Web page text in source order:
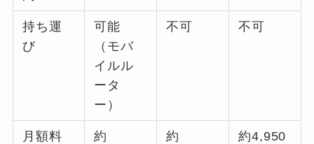
持ち運
び
可能
（モバ
イルル
ータ
ー）
不可 不可
月額料
約
約
約4,950